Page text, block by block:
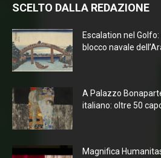
SCELTO DALLA REDAZIONE
Escalation nel
blocco navale
A Palazzo
italiano: oltre 50
Magnifica